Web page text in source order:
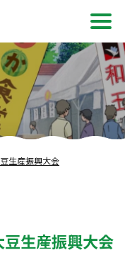
メ
ニ
生産振興大会
生産振興大会